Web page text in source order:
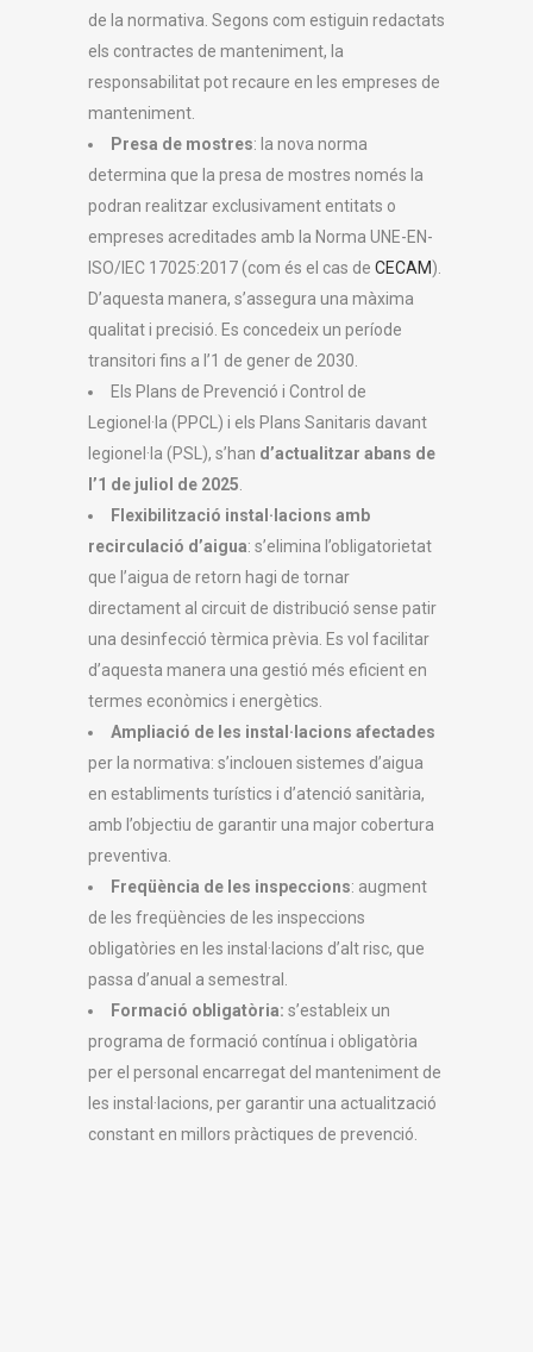
de la normativa. Segons com estiguin redactats
els contractes de manteniment, la
responsabilitat pot recaure en les empreses de
manteniment.
Presa de mostres: la nova norma
determina que la presa de mostres només la
podran realitzar exclusivament entitats o
empreses acreditades amb la Norma UNE-EN-
ISO/IEC 17025:2017 (com és el cas de CECAM).
D’aquesta manera, s’assegura una màxima
qualitat i precisió. Es concedeix un període
transitori fins a l’1 de gener de 2030.
Els Plans de Prevenció i Control de
Legionel·la (PPCL) i els Plans Sanitaris davant
legionel·la (PSL), s’han d’actualitzar abans de
l’1 de juliol de 2025
Flexibilització instal·lacions amb
recirculació d’aigua: s’elimina l’obligatorietat
que l’aigua de retorn hagi de tornar
directament al circuit de distribució sense patir
una desinfecció tèrmica prèvia. Es vol facilitar
d’aquesta manera una gestió més eficient en
termes econòmics i energètics.
Ampliació de les instal·lacions afectades
per la normativa: s’inclouen sistemes d’aigua
en establiments turístics i d’atenció sanitària,
amb l’objectiu de garantir una major cobertura
preventiva.
Freqüència de les inspeccions: augment
de les freqüències de les inspeccions
obligatòries en les instal·lacions d’alt risc, que
passa d’anual a semestral.
Formació obligatòria: s’estableix un
programa de formació contínua i obligatòria
per el personal encarregat del manteniment de
les instal·lacions, per garantir una actualització
constant en millors pràctiques de prevenció.